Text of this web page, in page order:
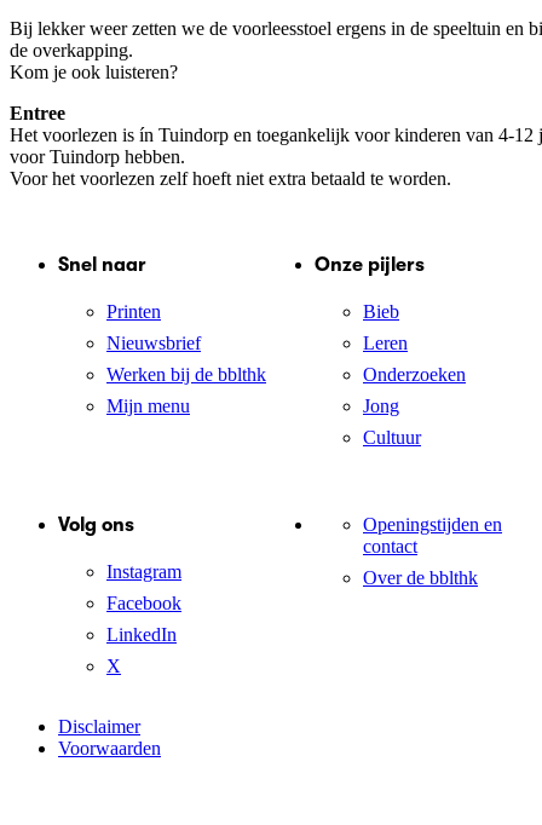
Bij lekker weer zetten we de voorleesstoel ergens in de speeltuin en
de overkapping.
Kom je ook luisteren?
Entree
Het voorlezen is ín Tuindorp en toegankelijk voor kinderen van 4-12
voor Tuindorp hebben.
Voor het voorlezen zelf hoeft niet extra betaald te worden.
Snel naar
Printen
Nieuwsbrief
Werken bij de bblthk
Mijn menu
Onze pijlers
Bieb
Leren
Onderzoeken
Jong
Cultuur
Volg ons
Instagram
Facebook
LinkedIn
X
Openingstijden en
contact
Over de bblthk
Disclaimer
Voorwaarden